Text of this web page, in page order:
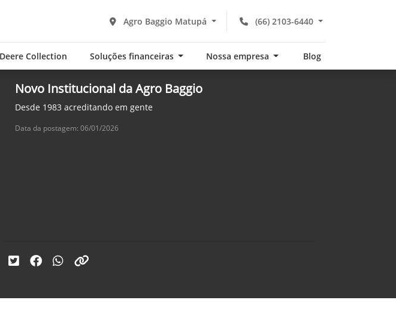
(66) 2103-6440
Agro Baggio Matupá
Collection Soluções financeiras Nossa empresa Blog
Novo Institucional da Agro Baggio
Desde 1983 acreditando em gente
Data da postagem: 06/01/2026